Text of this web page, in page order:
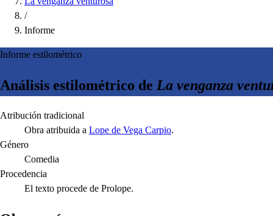
/
Informe
Informe estilométrico
Análisis estilométrico de La venganza
Atribución tradicional
Obra atribuida a Lope de Vega Carpio.
Género
Comedia
Procedencia
El texto procede de Prolope.